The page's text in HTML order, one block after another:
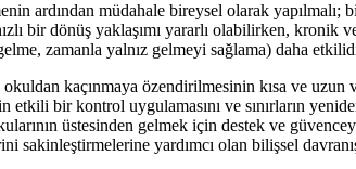
ardından müdahale bireysel olarak
bir dönüş yaklaşımı yararlı olabilirken,
zamanla yalnız gelmeyi sağlama) daha
kaçınmaya özendirilmesinin kısa ve uzun
etkili bir kontrol uygulamasını ve sınırların
üstesinden gelmek için destek ve
sakinleştirmelerine yardımcı olan bilişsel